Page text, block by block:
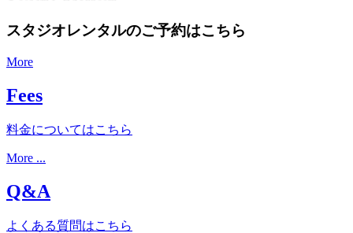
スタジオレンタルのご予約はこちら
More
Fees
料金についてはこちら
More ...
Q&A
よくある質問はこちら